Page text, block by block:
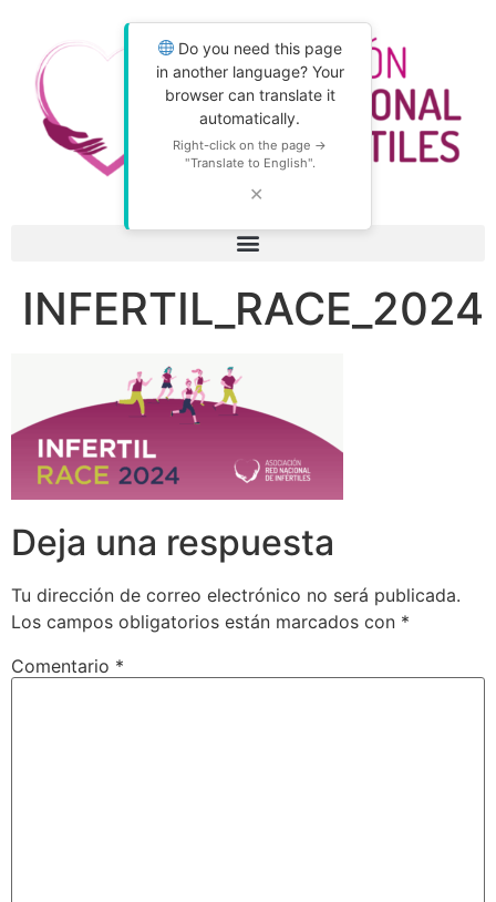
Do you need this page
in another language? Your
browser can translate it
automatically.
Right-click on the page →
"Translate to English".
✕
INFERTIL_RACE_2024
Deja una respuesta
Tu dirección de correo electrónico no será publicada.
Los campos obligatorios están marcados con *
Comentario *